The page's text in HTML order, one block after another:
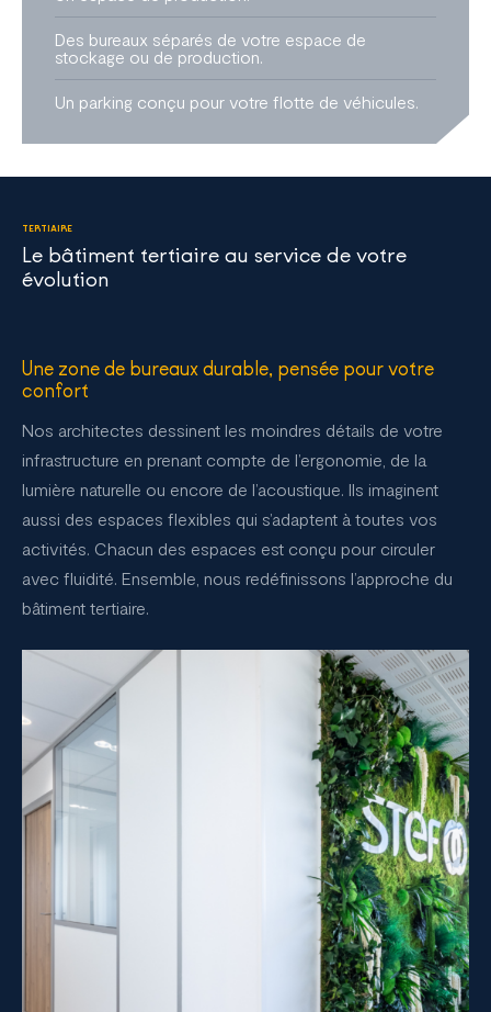
Des bureaux séparés de votre espace de
stockage ou de production.
Un parking conçu pour votre flotte de véhicules.
TERTIAIRE
Le bâtiment tertiaire au service de votre
évolution
Une zone de bureaux durable, pensée pour votre
confort
Nos architectes dessinent les moindres détails de votre
infrastructure en prenant compte de l’ergonomie, de la
lumière naturelle ou encore de l’acoustique. Ils imaginent
aussi des espaces flexibles qui s’adaptent à toutes vos
activités. Chacun des espaces est conçu pour circuler
avec fluidité. Ensemble, nous redéfinissons l’approche du
bâtiment tertiaire.